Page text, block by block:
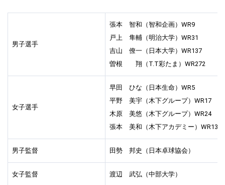
男子選手
張本 智和（智和企画）WR9
戸上 隼輔（明治大学）WR31
吉山 僚一（日本大学）WR137
曽根 翔（T.T彩たま）WR272
女子選手
早田 ひな（日本生命）WR5
平野 美宇（木下グループ）WR17
木原 美悠（木下グループ）WR24
張本 美和（木下アカデミー）WR13
男子監督 田勢 邦史（日本卓球協会）
女子監督 渡辺 武弘（中部大学）